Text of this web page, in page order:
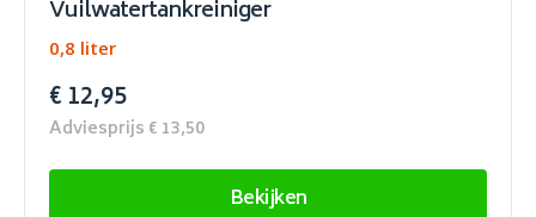
Vuilwatertankreiniger
0,8 liter
€ 12,95
Adviesprijs € 13,50
Bekijken